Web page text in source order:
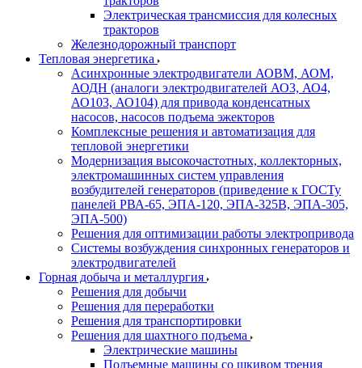
Электрическая трансмиссия для колесных
тракторов
Железнодорожный транспорт
Тепловая энергетика
Асинхронные электродвигатели АОВМ, АОМ,
АОДН (аналоги электродвигателей АО3, АО4,
АО103, АО104) для привода конденсатных
насосов, насосов подъема эжекторов
Комплексные решения и автоматизация для
тепловой энергетики
Модернизация высокочастотных, коллекторных,
электромашинных систем управления
возбудителей генераторов (приведение к ГОСТу
панелей РВА-65, ЭПА-120, ЭПА-325В, ЭПА-305,
ЭПА-500)
Решения для оптимизации работы электропривода
Системы возбуждения синхронных генераторов и
электродвигателей
Горная добыча и металлургия
Решения для добычи
Решения для переработки
Решения для транспортировки
Решения для шахтного подъема
Электрические машины
Подъемные машины со шкивом трения